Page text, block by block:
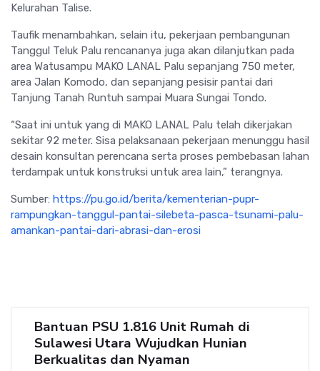
Kelurahan Talise.
Taufik menambahkan, selain itu, pekerjaan pembangunan
Tanggul Teluk Palu rencananya juga akan dilanjutkan pada
area Watusampu MAKO LANAL Palu sepanjang 750 meter,
area Jalan Komodo, dan sepanjang pesisir pantai dari
Tanjung Tanah Runtuh sampai Muara Sungai Tondo.
“Saat ini untuk yang di MAKO LANAL Palu telah dikerjakan
sekitar 92 meter. Sisa pelaksanaan pekerjaan menunggu hasil
desain konsultan perencana serta proses pembebasan lahan
terdampak untuk konstruksi untuk area lain,” terangnya.
Sumber: https://pu.go.id/berita/kementerian-pupr-
rampungkan-tanggul-pantai-silebeta-pasca-tsunami-palu-
amankan-pantai-dari-abrasi-dan-erosi
Bantuan PSU 1.816 Unit Rumah di
Sulawesi Utara Wujudkan Hunian
Berkualitas dan Nyaman